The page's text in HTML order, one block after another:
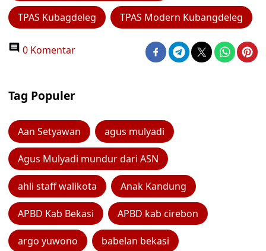
TPAS Kubagdeleg TPAS Modern Kubangdeleg
0 Komentar
Tag Populer
Aan Setyawan agus mulyadi
Agus Mulyadi mundur dari ASN
ahli staff walikota Anak Kandung
APBD Kab Bekasi APBD kab cirebon
argo yuwono babelan bekasi